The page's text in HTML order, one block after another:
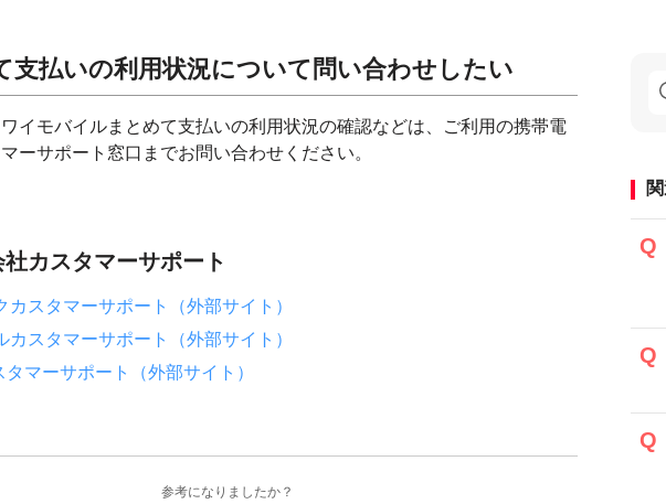
支払いの利用状況について問い合わせしたい
イモバイルまとめて支払いの利用状況の確認などは、ご利用の携帯電
ーサポート窓口までお問い合わせください。
カスタマーサポート
カスタマーサポート（外部サイト）
カスタマーサポート（外部サイト）
タマーサポート（外部サイト）
参考になりましたか？